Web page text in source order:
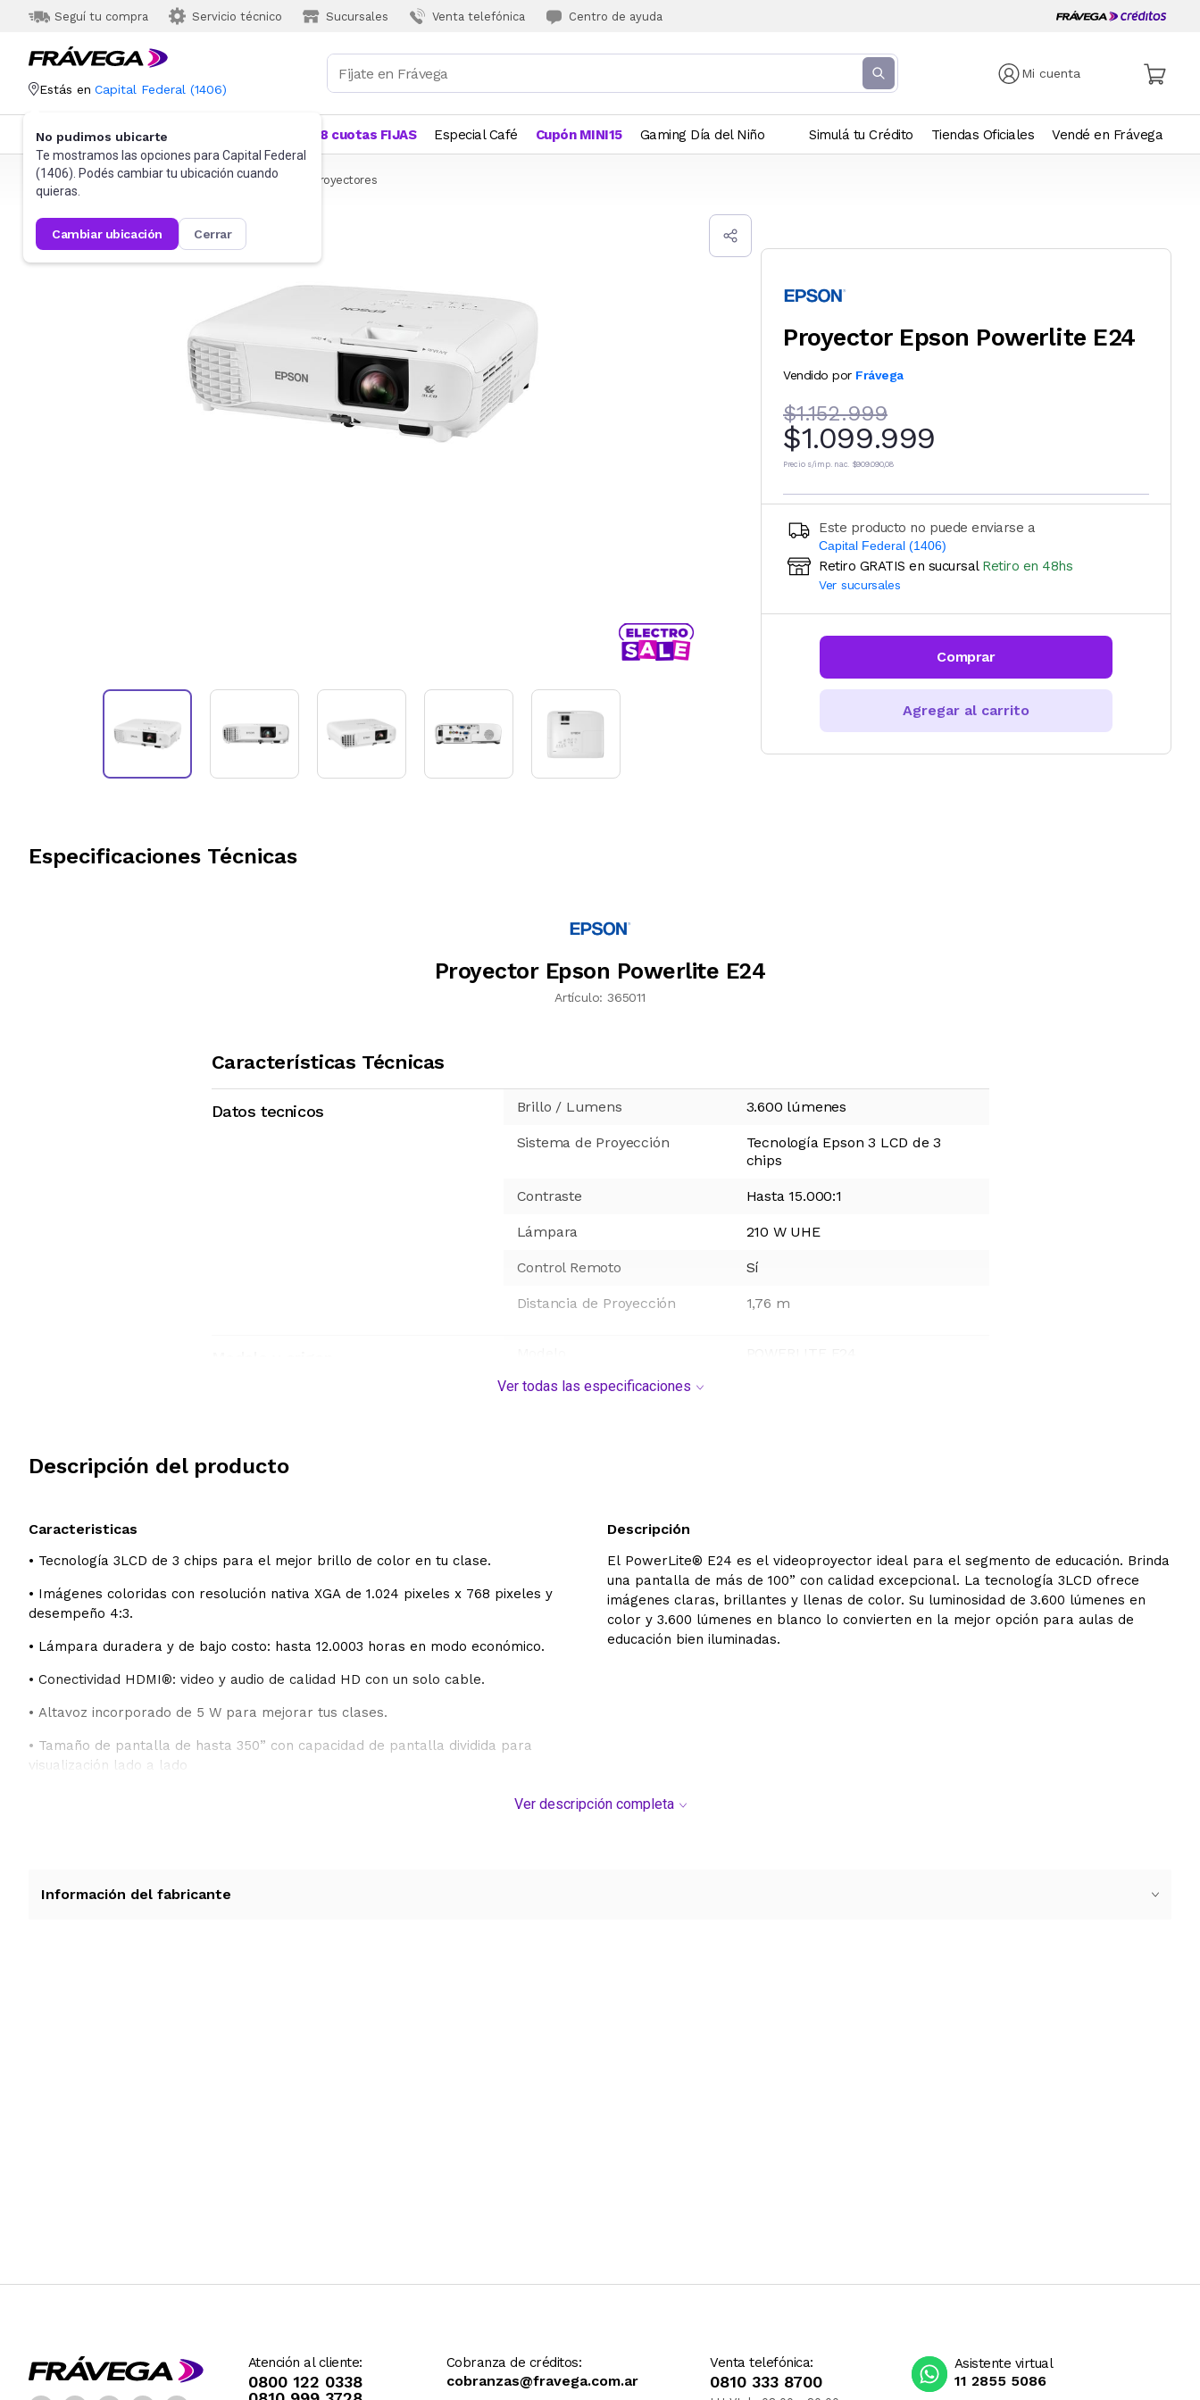
Seguí tu compra Servicio técnico Sucursales Venta telefónica Centro de ayuda
Mi cuenta
Estás en Capital Federal (1406)
No pudimos ubicarte
Te mostramos las opciones para Capital Federal
(1406). Podés cambiar tu ubicación cuando
quieras.
cambiar ubicación cerrar
Categorías Más Vendidos 18 cuotas FIJAS Especial Café Cupón MINI15 Gaming Día del Niño Simulá tu Crédito Tiendas Oficiales Vendé en Frávega
Frávega Informática Proyectores y Pantallas Proyectores
Proyector Epson Powerlite E24
Vendido por Frávega
$1.152.999
$1.099.999
Precio s/imp. nac. $909.090,08
Este producto no puede enviarse a
Capital Federal (1406)
Ingresá código postal (sólo números)
Retiro GRATIS en sucursal Retiro en 48hs
Ver sucursales
Comprar
Agregar al carrito
Especificaciones Técnicas
Proyector Epson Powerlite E24
Artículo: 365011
Características Técnicas
Datos tecnicos Brillo / Lumens 3.600 lúmenes
Sistema de Proyección
Tecnología Epson 3 LCD de 3
chips
Contraste Hasta 15.000:1
Lámpara 210 W UHE
Control Remoto Sí
Distancia de Proyección 1,76 m
Origen
Ver todas las especificaciones
Descripción del producto
Caracteristicas
• Tecnología 3LCD de 3 chips para el mejor brillo de color en tu clase.
• Imágenes coloridas con resolución nativa XGA de 1.024 pixeles x 768 pixeles y
desempeño 4:3.
• Lámpara duradera y de bajo costo: hasta 12.0003 horas en modo económico.
• Conectividad HDMI®: video y audio de calidad HD con un solo cable.
• Altavoz incorporado de 5 W para mejorar tus clases.
• Tamaño de pantalla de hasta 350” con capacidad de pantalla dividida para
visualización lado a lado
Descripción
El PowerLite® E24 es el videoproyector ideal para el segmento de educación. Brinda
una pantalla de más de 100” con calidad excepcional. La tecnología 3LCD ofrece
imágenes claras, brillantes y llenas de color. Su luminosidad de 3.600 lúmenes en
color y 3.600 lúmenes en blanco lo convierten en la mejor opción para aulas de
educación bien iluminadas.
Ver descripción completa
Información del fabricante
Atención al cliente:
0800 122 0338
Cobranza de créditos:
cobranzas@fravega.com.ar
Venta telefónica:
0810 333 8700
Asistente virtual
11 2855 5086